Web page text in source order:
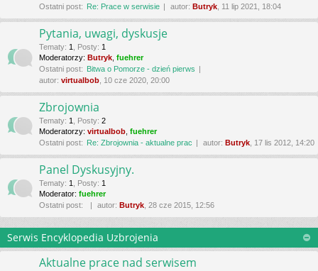
Ostatni post: Re: Prace w serwisie autor: Butryk , 11 lip 2021, 18:04
Pytania, uwagi, dyskusje
Tematy: 1 Posty: 1
Moderatorzy: Butryk fuehrer
Ostatni post: Bitwa o Pomorze - dzień pierws
autor: virtualbob , 10 cze 2020, 20:00
Zbrojownia
Tematy: 1 Posty: 2
Moderatorzy: virtualbob fuehrer
Ostatni post: Re: Zbrojownia - aktualne prac autor: Butryk , 17 lis 2012, 14:20
Panel Dyskusyjny.
Tematy: 1 Posty: 1
Moderator: fuehrer
Ostatni post:
autor: Butryk , 28 cze 2015, 12:56
Serwis Encyklopedia Uzbrojenia
Aktualne prace nad serwisem